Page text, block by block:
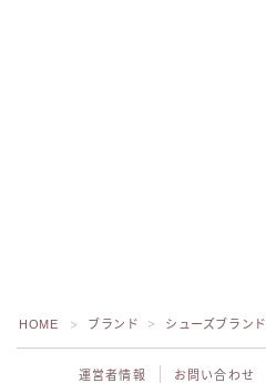
HOME ＞ ブランド ＞ シューズブランド
運営者情報 お問い合わせ